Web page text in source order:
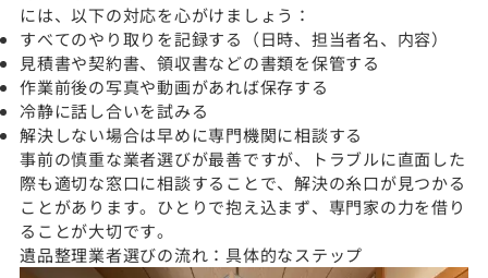
には、以下の対応を心がけましょう：
すべてのやり取りを記録する（日時、担当者名、内容）
見積書や契約書、領収書などの書類を保管する
作業前後の写真や動画があれば保存する
冷静に話し合いを試みる
解決しない場合は早めに専門機関に相談する
事前の慎重な業者選びが最善ですが、トラブルに直面した
際も適切な窓口に相談することで、解決の糸口が見つかる
ことがあります。ひとりで抱え込まず、専門家の力を借り
ることが大切です。
遺品整理業者選びの流れ：具体的なステップ